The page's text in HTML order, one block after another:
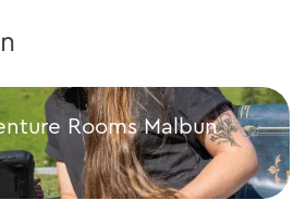
Rooms Malbun
Rooms Malbun